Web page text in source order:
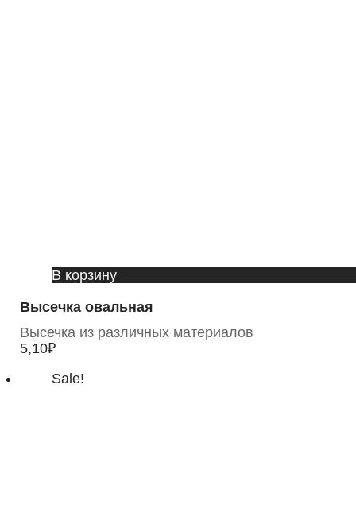
В корзину
Высечка овальная
Высечка из различных материалов
5,10₽
Sale!